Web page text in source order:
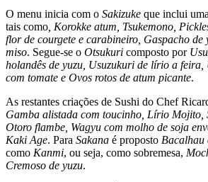
O menu inicia com o Sakizuke que inclui
tais como , Korokke atum, Tsukemono,
flor de courgete e carabineiro, Gaspacho de
miso. Segue-se o Otsukuri composto por
holandês de yuzu, Usuzukuri de lírio a feira,
com tomate e Ovos rotos de atum picante.
As restantes criações de Sushi do Chef
Gamba alistada com toucinho, Lírio Mojito,
Otoro flambe, Wagyu com molho de soja
Kaki Age. Para Sakana é proposto Bacalhau
como Kanmi, ou seja, como sobremesa,
Cremoso de yuzu.